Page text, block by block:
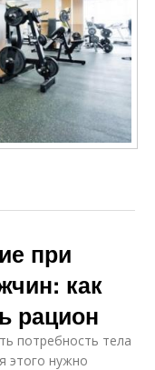
при
как
рацион
потребность тела
этого нужно